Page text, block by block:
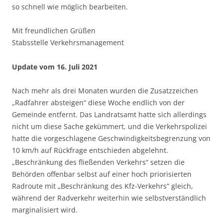
so schnell wie möglich bearbeiten.
Mit freundlichen Grüßen
Stabsstelle Verkehrsmanagement
Update vom 16. Juli 2021
Nach mehr als drei Monaten wurden die Zusatzzeichen
„Radfahrer absteigen“ diese Woche endlich von der
Gemeinde entfernt. Das Landratsamt hatte sich allerdings
nicht um diese Sache gekümmert, und die Verkehrspolizei
hatte die vorgeschlagene Geschwindigkeitsbegrenzung von
10 km/h auf Rückfrage entschieden abgelehnt.
„Beschränkung des fließenden Verkehrs“ setzen die
Behörden offenbar selbst auf einer hoch priorisierten
Radroute mit „Beschränkung des Kfz-Verkehrs“ gleich,
während der Radverkehr weiterhin wie selbstverständlich
marginalisiert wird.